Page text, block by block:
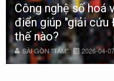
Công nghệ số hoá
điển giúp "giải cứu
thế nào?
SÀI GÒN "TÁM" 2026-04-07